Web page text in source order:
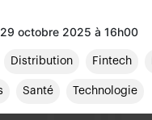
octobre 2025 à 16h00
Distribution Fintech
Santé Technologie